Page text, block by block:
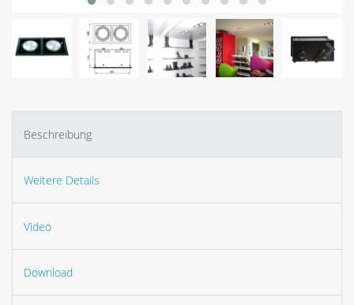
Beschreibung
Weitere Details
Video
Download